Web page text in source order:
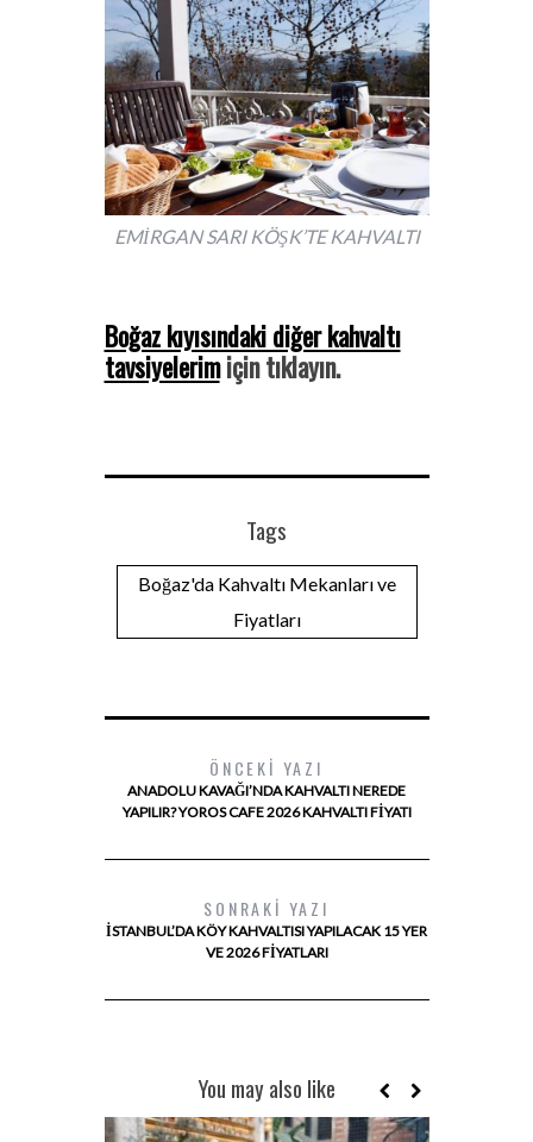
EMİRGAN SARI KÖŞK’TE KAHVALTI
Boğaz kıyısındaki diğer kahvaltı
tavsiyelerimiçin tıklayın.
Tags
Boğaz'da Kahvaltı Mekanları ve
Fiyatları
ÖNCEKI YAZI
ANADOLU KAVAĞI’NDA KAHVALTI NEREDE
YAPILIR? YOROS CAFE 2026 KAHVALTI FIYATI
SONRAKI YAZI
İSTANBUL’DA KÖY KAHVALTISI YAPILACAK 15 YER
VE 2026 FIYATLARI
You may also like